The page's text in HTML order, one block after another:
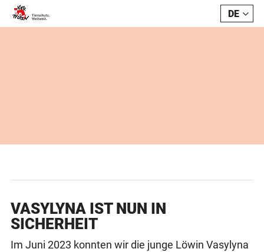
DE
VASYLYNA IST NUN IN
SICHERHEIT
Im Juni 2023 konnten wir die junge Löwin Vasylyna